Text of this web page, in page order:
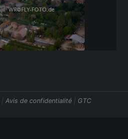
| Avis de confidentialité | GTC